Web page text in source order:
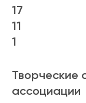
17
11
1
Творческие
ассоциации